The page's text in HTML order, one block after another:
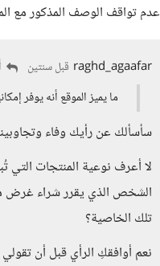
عدم تواقف الوصف المذكور مع
raghd_agaafar قبل سنتين
ما يميز الموقع أنه يوفر
سأسألك عن رأيك وفاء
الشخص الذي يقرر شراء غرض
تلك الخاصية؟
نعم أوافقكِ الرأي قبل أن